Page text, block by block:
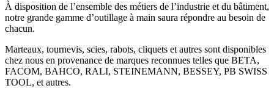
À disposition de l’ensemble des métiers de l’industrie et du bâtiment,
notre grande gamme d’outillage à main saura répondre au besoin de
chacun.
Marteaux, tournevis, scies, rabots, cliquets et autres sont disponibles
chez nous en provenance de marques reconnues telles que BETA,
FACOM, BAHCO, RALI, STEINEMANN, BESSEY, PB SWISS
TOOL, et autres.